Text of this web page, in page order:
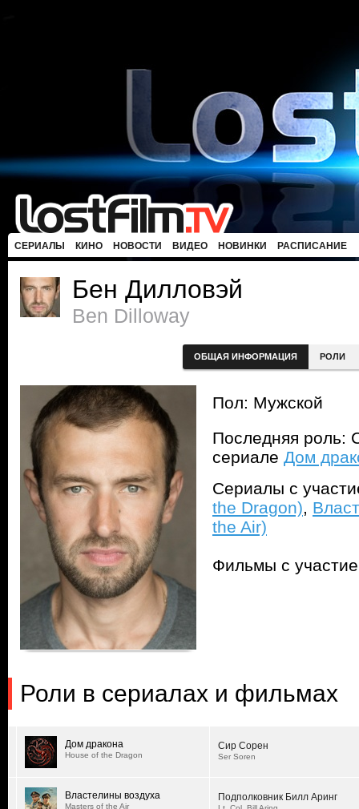
СЕРИАЛЫ КИНО НОВОСТИ ВИДЕО НОВИНКИ РАСПИСАНИЕ
Бен Дилловэй
Ben Dilloway
ОБЩАЯ ИНФОРМАЦИЯ РОЛИ
Пол: Мужской
Последняя роль:
сериале Дом
Сериалы с
the Dragon),
the Air)
Фильмы с
Роли в сериалах и фильмах
Дом дракона
House of the Dragon
Сир Сорен
Ser Soren
Властелины воздуха
Masters of the Air
Подполковник Билл Аринг